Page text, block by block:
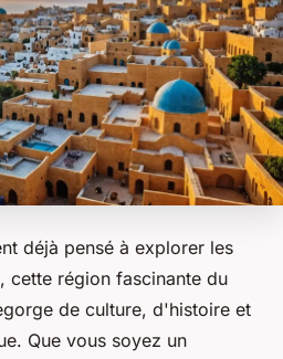
déjà pensé à explorer les
cette région fascinante du
de culture, d'histoire et
Que vous soyez un